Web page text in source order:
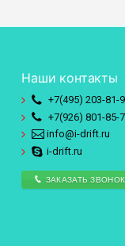
Наши контакты
+7(495) 203-81-
+7(926) 801-85-
info@i-drift.ru
i-drift.ru
ЗАКАЗАТЬ ЗВОНОК